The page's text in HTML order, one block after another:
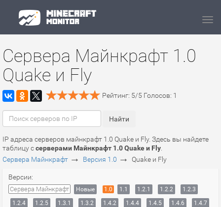
Сервера Майнкрафт 1.0
Quake и Fly
Рейтинг: 5/5 Голосов: 1
IP адреса серверов майнкрафт 1.0 Quake и Fly. Здесь вы найдете
таблицу ссерверами Майнкрафт 1.0 Quake и Fly
Сервера Майнкрафт → Версия 1.0 → Quake и Fly
Версии:
Сервера Майнкрафт Новые 1.0 1.1 1.2.1 1.2.2
1.2.3
1.2.4
1.2.5 1.3.1 1.3.2 1.4.2 1.4.4 1.4.5 1.4.6
1.4.7